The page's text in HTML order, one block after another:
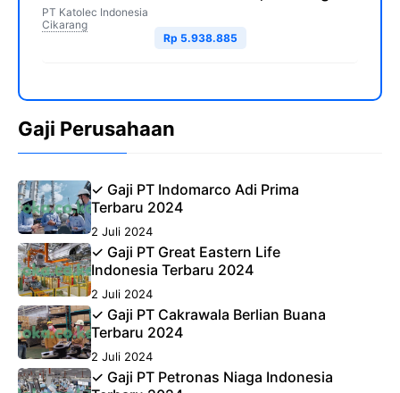
PT Katolec Indonesia
Cikarang
Rp 5.938.885
Gaji Perusahaan
✓ Gaji PT Indomarco Adi Prima
Terbaru 2024
2 Juli 2024
✓ Gaji PT Great Eastern Life
Indonesia Terbaru 2024
2 Juli 2024
✓ Gaji PT Cakrawala Berlian Buana
Terbaru 2024
2 Juli 2024
✓ Gaji PT Petronas Niaga Indonesia